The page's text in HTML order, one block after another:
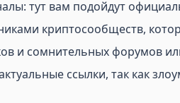
тут вам подойдут
криптосообществ,
и сомнительных форумов
ссылки, так как